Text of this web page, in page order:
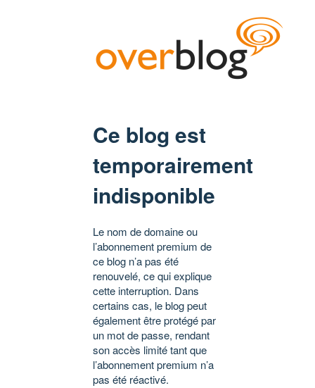
Ce blog est
temporairement
indisponible
Le nom de domaine ou
l’abonnement premium de
ce blog n’a pas été
renouvelé, ce qui explique
cette interruption. Dans
certains cas, le blog peut
également être protégé par
un mot de passe, rendant
son accès limité tant que
l’abonnement premium n’a
pas été réactivé.